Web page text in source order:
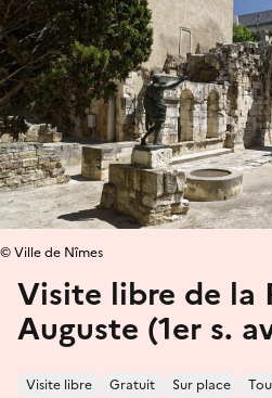
Visite libre de la
Auguste (1er s.
Visite libre Gratuit Sur place
© Ville de Nîmes